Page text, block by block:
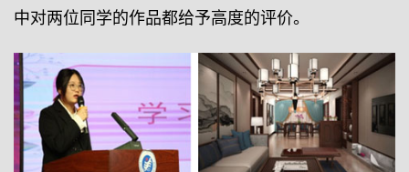
中对两位同学的作品都给予高度的评价。